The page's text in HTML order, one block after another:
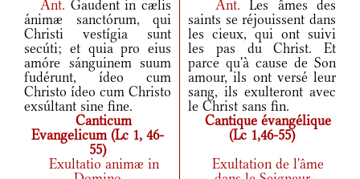
Ant. Gaudent in cælis
ánimæ sanctórum, qui
Christi vestígia sunt
secúti; et quia pro eius
amóre sánguinem suum
fudérunt, ídeo cum
Christo ídeo cum Christo
exsúltant sine fine.
Ant.Les âmes des
saints se réjouissent dans
les cieux, qui ont suivi
les pas du Christ. Et
parce qu'à cause de Son
amour, ils ont versé leur
sang, ils exulteront avec
le Christ sans fin.
Canticum
Evangelicum (Lc 1, 46-
55)
Cantique évangélique
(Lc 1,46-55)
Exultatio animæ in
Exultation de l'âme